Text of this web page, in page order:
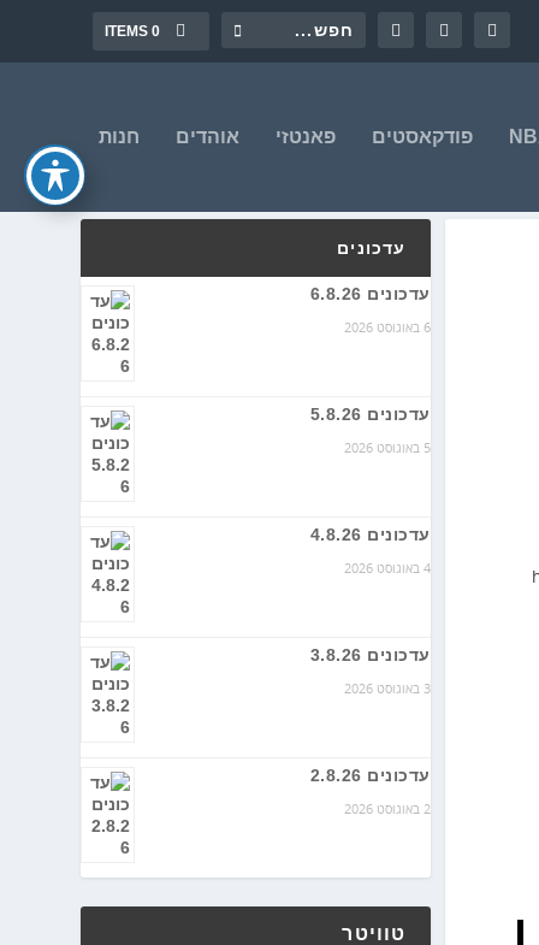
0 ITEMS
פודקאסטים פאנטזי אוהדים חנות
עדכונים
עדכונים 6.8.26
6 באוגוסט 2026
עדכונים 5.8.26
5 באוגוסט 2026
עדכונים 4.8.26
4 באוגוסט 2026
עדכונים 3.8.26
3 באוגוסט 2026
עדכונים 2.8.26
2 באוגוסט 2026
טוויטר